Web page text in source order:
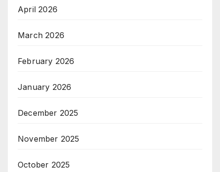
April 2026
March 2026
February 2026
January 2026
December 2025
November 2025
October 2025